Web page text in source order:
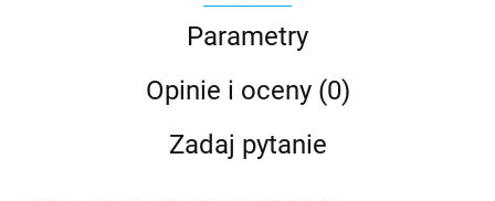
Parametry
Opinie i oceny (0)
Zadaj pytanie